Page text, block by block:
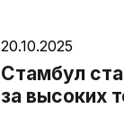
20.10.2025
Стамбул
за высоких